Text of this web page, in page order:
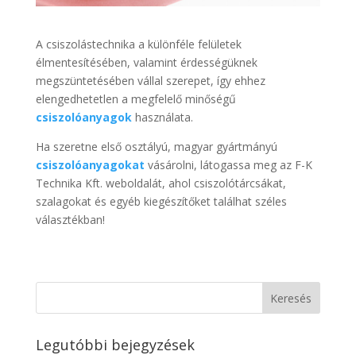
A csiszolástechnika a különféle felületek
élmentesítésében, valamint érdességüknek
megszüntetésében vállal szerepet, így ehhez
elengedhetetlen a megfelelő minőségű
csiszolóanyagokhasználata.
Ha szeretne első osztályú, magyar gyártmányú
csiszolóanyagokat vásárolni, látogassa meg az F-K
Technika Kft. weboldalát, ahol csiszolótárcsákat,
szalagokat és egyéb kiegészítőket találhat széles
választékban!
Legutóbbi bejegyzések